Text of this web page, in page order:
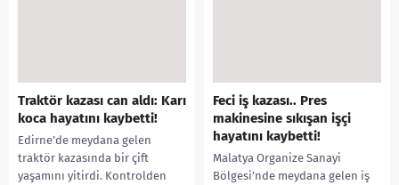
Traktör kazası can aldı: Karı
koca hayatını kaybetti!
Edirne’de meydana gelen
traktör kazasında bir çift
yaşamını yitirdi. Kontrolden
Feci iş kazası.. Pres
makinesine sıkışan işçi
hayatını kaybetti!
Malatya Organize Sanayi
Bölgesi’nde meydana gelen iş